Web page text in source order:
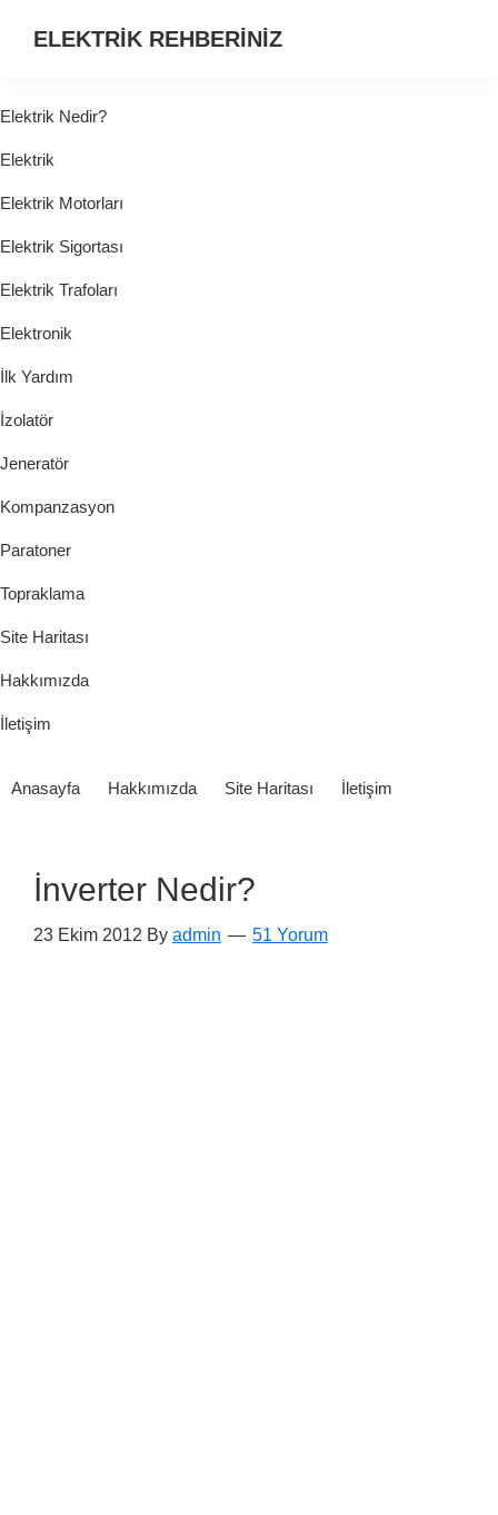
ELEKTRİK REHBERİNİZ
HER
ŞEY...
Elektrik Nedir?
Elektrik
Elektrik Motorları
Elektrik Sigortası
Elektrik Trafoları
Elektronik
İlk Yardım
İzolatör
Jeneratör
Kompanzasyon
Paratoner
Topraklama
Site Haritası
Hakkımızda
İletişim
Anasayfa Hakkımızda Site Haritası İletişim
İnverter Nedir?
23 Ekim 2012 By admin 51 Yorum